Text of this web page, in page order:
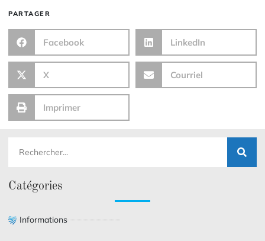
PARTAGER
Facebook LinkedIn
X Courriel
Imprimer
Catégories
Informations